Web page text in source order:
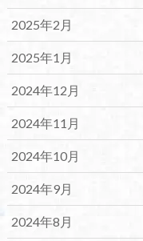
2025年2月
2025年1月
2024年12月
2024年11月
2024年10月
2024年9月
2024年8月